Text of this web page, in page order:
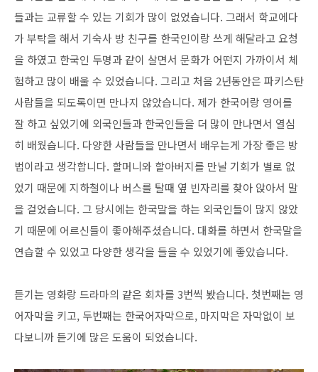
들과는 교류할 수 있는 기회가 많이 없었습니다. 그래서 학교에다
가 부탁을 해서 기숙사 방 친구를 한국인이랑 쓰게 해달라고 요청
을 하였고 한국인 두명과 같이 살면서 문화가 어떤지 가까이서 체
험하고 많이 배울 수 있었습니다. 그리고 처음 2년동안은 파키스탄
사람들을 되도록이면 만나지 않았습니다. 제가 한국어랑 영어를
잘 하고 싶었기에 외국인들과 한국인들을 더 많이 만나면서 열심
히 배웠습니다. 다양한 사람들을 만나면서 배우는게 가장 좋은 방
법이라고 생각합니다. 할머니와 할아버지를 만날 기회가 별로 없
었기 때문에 지하철이나 버스를 탈때 옆 빈자리를 찾아 앉아서 말
을 걸었습니다. 그 당시에는 한국말을 하는 외국인들이 많지 않았
기 때문에 어르신들이 좋아해주셨습니다. 대화를 하면서 한국말을
연습할 수 있었고 다양한 생각을 들을 수 있었기에 좋았습니다.
듣기는 영화랑 드라마의 같은 회차를 3번씩 봤습니다. 첫번째는 영
어자막을 키고, 두번째는 한국어자막으로, 마지막은 자막없이 보
다보니까 듣기에 많은 도움이 되었습니다.